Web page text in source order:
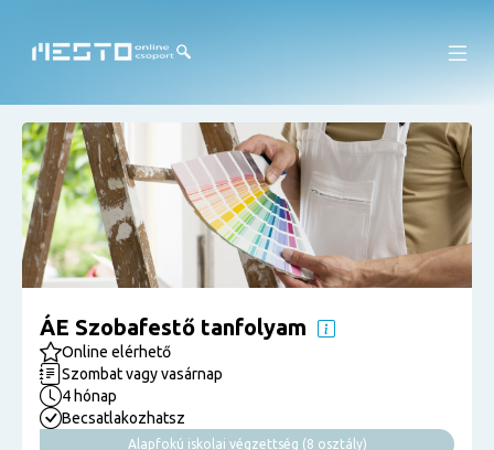
ÁE Szobafestő tanfolyam
Online elérhető
Szombat vagy vasárnap
4 hónap
Becsatlakozhatsz
Alapfokú iskolai végzettség (8 osztály)